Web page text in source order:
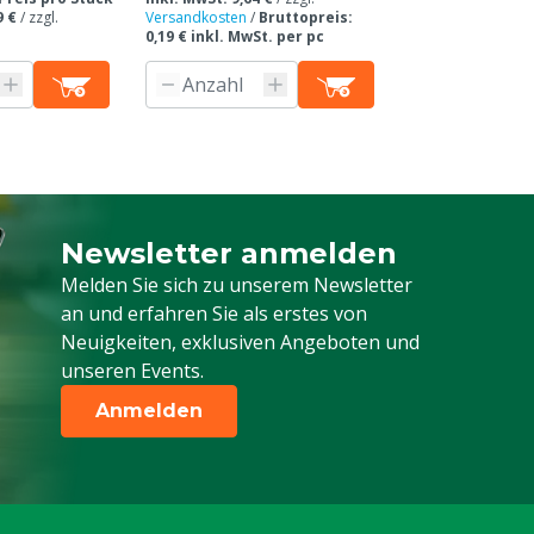
€/ zzgl.
Versandkosten / Bruttopreis:
0,19 € inkl. MwSt. per pc
Newsletter anmelden
Melden Sie sich zu unserem Newsletter
an und erfahren Sie als erstes von
Neuigkeiten, exklusiven Angeboten und
unseren Events.
Melden Sie sich für unseren Newsletter
Anmelden